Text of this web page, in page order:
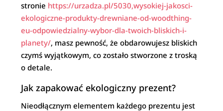
stronie https://urzadza.pl/5030,wysokiej-jakosci-
ekologiczne-produkty-drewniane-od-woodthing-
eu-odpowiedzialny-wybor-dla-twoich-bliskich-i-
planety/, masz pewność, że obdarowujesz bliskich
czymś wyjątkowym, co zostało stworzone z troską
o detale.
Jak zapakować ekologiczny prezent?
Nieodłącznym elementem każdego prezentu jest